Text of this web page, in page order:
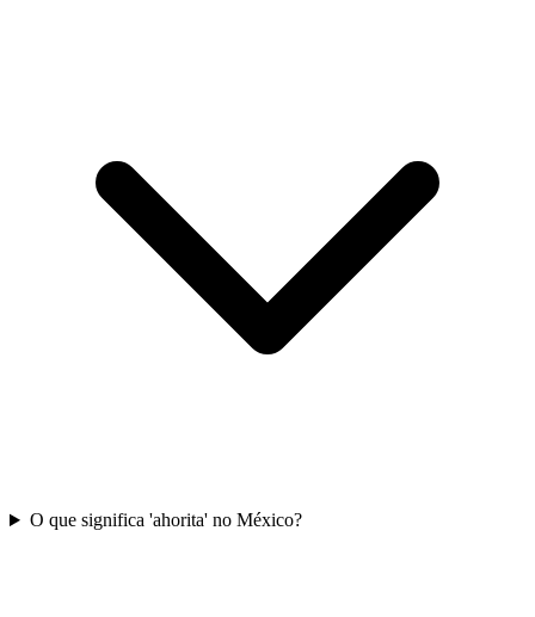
O que significa 'ahorita' no México?